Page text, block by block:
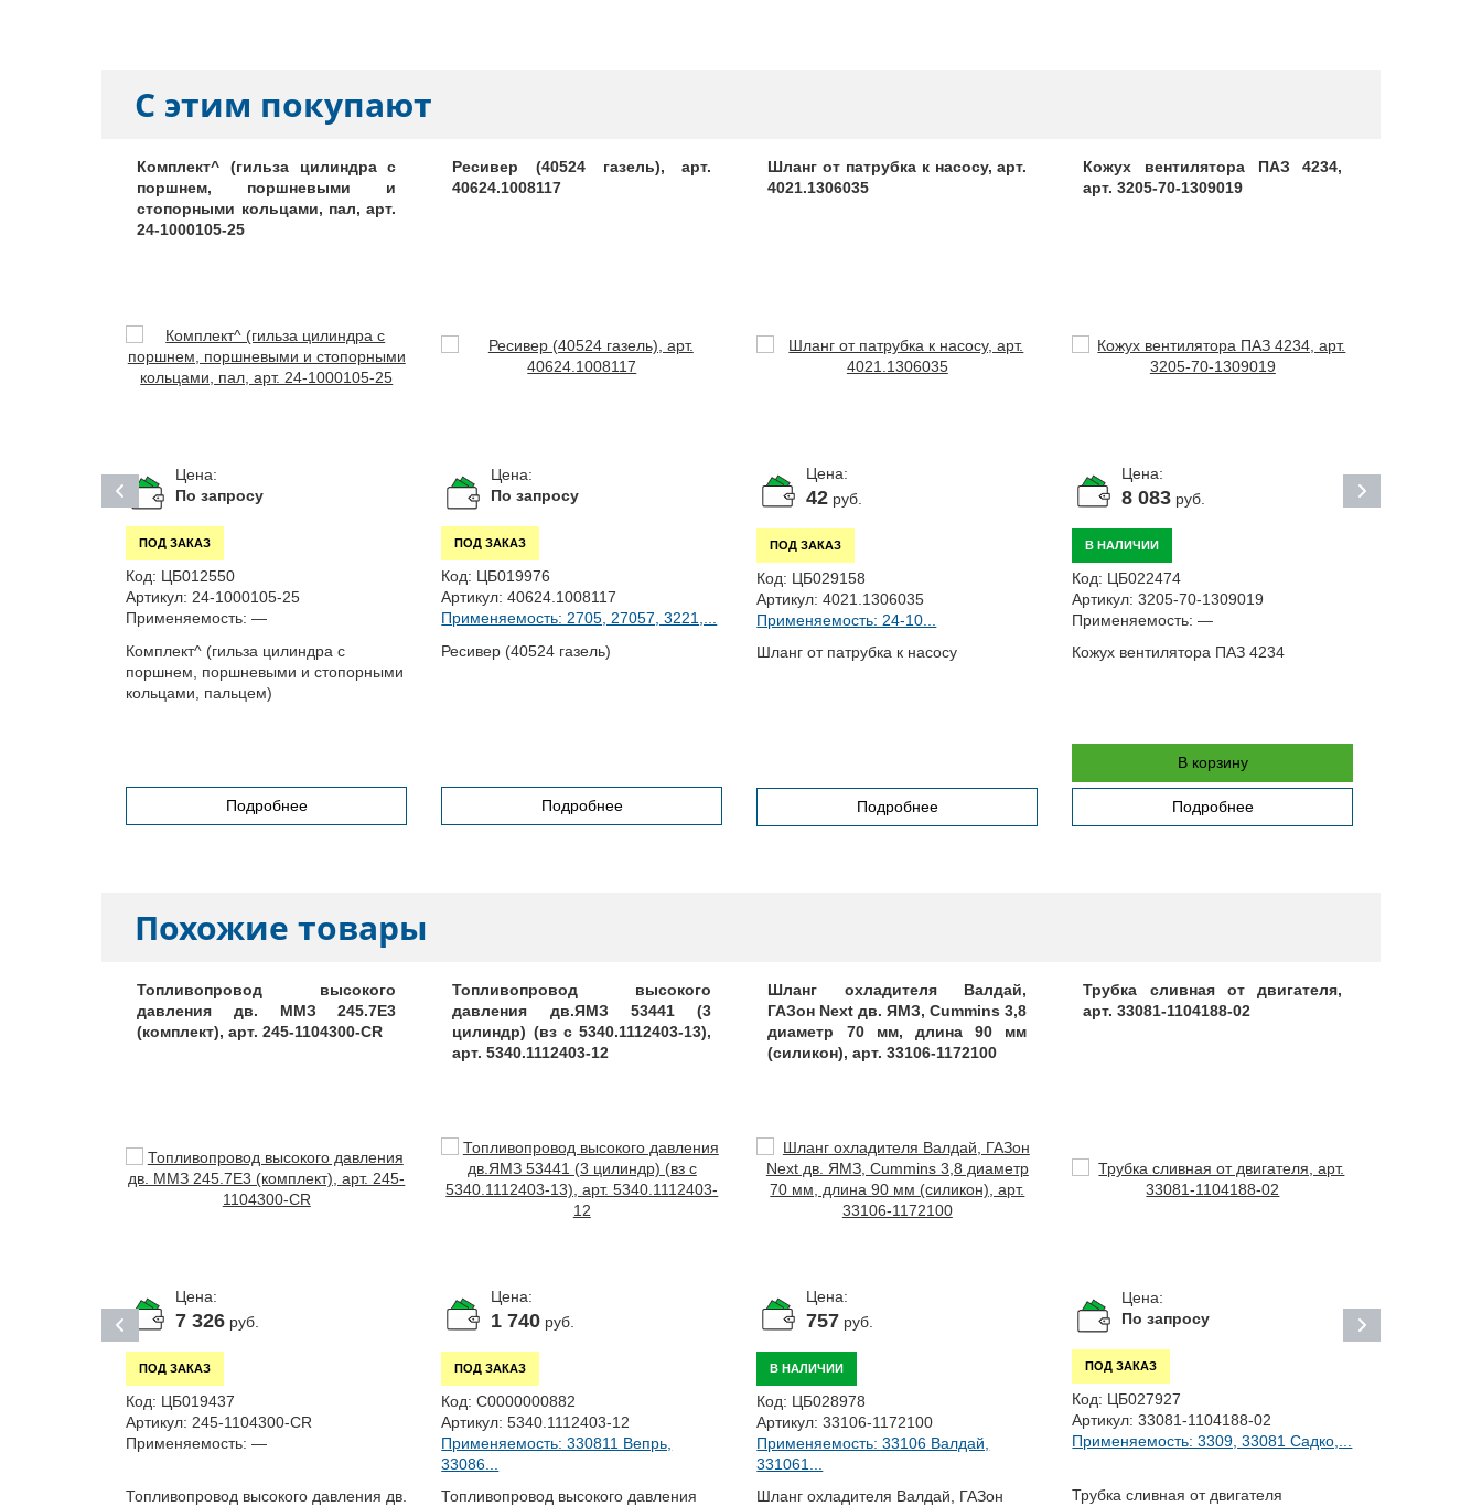
С этим покупают
Комплект^ (гильза цилиндра с
поршнем, поршневыми и
стопорными кольцами, пал, арт.
24-1000105-25
Цена:
По запросу
ПОД ЗАКАЗ
Код: ЦБ012550
Артикул: 24-1000105-25
Применяемость: —
Комплект^ (гильза цилиндра с
поршнем, поршневыми и стопорными
кольцами, пальцем)
Подробнее
Ресивер (40524 газель), арт.
40624.1008117
Цена:
По запросу
ПОД ЗАКАЗ
Код: ЦБ019976
Артикул: 40624.1008117
Применяемость: 2705, 27057, 3221,...
Ресивер (40524 газель)
Подробнее
Шланг от патрубка к насосу, арт.
4021.1306035
Цена:
42 руб.
ПОД ЗАКАЗ
Код: ЦБ029158
Артикул: 4021.1306035
Применяемость: 24-10...
Шланг от патрубка к насосу
Подробнее
Кожух вентилятора ПАЗ 4234,
арт. 3205-70-1309019
Цена:
8 083 руб.
В НАЛИЧИИ
Код: ЦБ022474
Артикул: 3205-70-1309019
Применяемость: —
Кожух вентилятора ПАЗ 4234
В корзину
Подробнее
Похожие товары
Топливопровод высокого
давления дв. ММЗ 245.7Е3
(комплект), арт. 245-1104300-СR
Цена:
7 326 руб.
ПОД ЗАКАЗ
Код: ЦБ019437
Артикул: 245-1104300-СR
Применяемость: —
Топливопровод высокого давления дв.
Топливопровод высокого
давления дв.ЯМЗ 53441 (3
цилиндр) (вз с 5340.1112403-13),
арт. 5340.1112403-12
Цена:
1 740 руб.
ПОД ЗАКАЗ
Код: С0000000882
Артикул: 5340.1112403-12
Применяемость: 330811 Вепрь,
33086...
Топливопровод высокого давления
Шланг охладителя Валдай,
ГАЗон Next дв. ЯМЗ, Cummins 3,8
диаметр 70 мм, длина 90 мм
(силикон), арт. 33106-1172100
Цена:
757 руб.
В НАЛИЧИИ
Код: ЦБ028978
Артикул: 33106-1172100
Применяемость: 33106 Валдай,
331061...
Шланг охладителя Валдай, ГАЗон
Трубка сливная от двигателя,
арт. 33081-1104188-02
Цена:
По запросу
ПОД ЗАКАЗ
Код: ЦБ027927
Артикул: 33081-1104188-02
Применяемость: 3309, 33081 Садко,...
Трубка сливная от двигателя